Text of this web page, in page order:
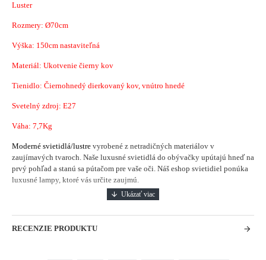
Luster
Rozmery: Ø70cm
Výška: 150cm nastaviteľná
Materiál: Ukotvenie čierny kov
Tienidlo: Čiernohnedý dierkovaný kov, vnútro hnedé
Svetelný zdroj: E27
Váha: 7,7Kg
Moderné svietidlá/lustre vyrobené z netradičných materiálov v
zaujímavých tvaroch. Naše luxusné svietidlá do obývačky upútajú hneď na
prvý pohľad a stanú sa pútačom pre vaše oči. Náš eshop svietidiel ponúka
luxusné lampy, ktoré vás určite zaujmú.
RECENZIE PRODUKTU